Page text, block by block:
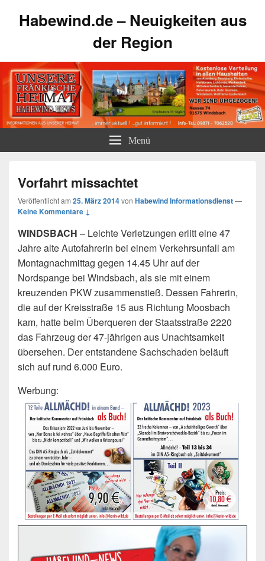
Habewind.de – Neuigkeiten aus
der Region
Menü
Vorfahrt missachtet
Veröffentlicht am 25. März 2014von Habewind Informationsdienst—
Keine Kommentare ↓
WINDSBACH – Leichte Verletzungen erlitt eine 47
Jahre alte Autofahrerin bei einem Verkehrsunfall am
Montagnachmittag gegen 14.45 Uhr auf der
Nordspange bei Windsbach, als sie mit einem
kreuzenden PKW zusammenstieß. Dessen Fahrerin,
die auf der Kreisstraße 15 aus Richtung Moosbach
kam, hatte beim Überqueren der Staatsstraße 2220
das Fahrzeug der 47-jährigen aus Unachtsamkeit
übersehen. Der entstandene Sachschaden beläuft
sich auf rund 6.000 Euro.
Werbung: